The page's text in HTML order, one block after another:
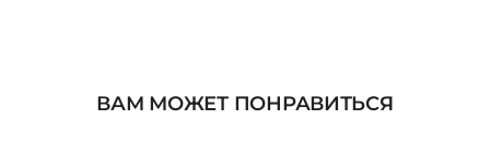
ВАМ МОЖЕТ ПОНРАВИТЬСЯ